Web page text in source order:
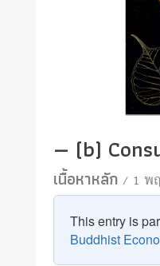
— (b)
เนื้อหาหลัก/ 1 พ
This entry is
Buddhist